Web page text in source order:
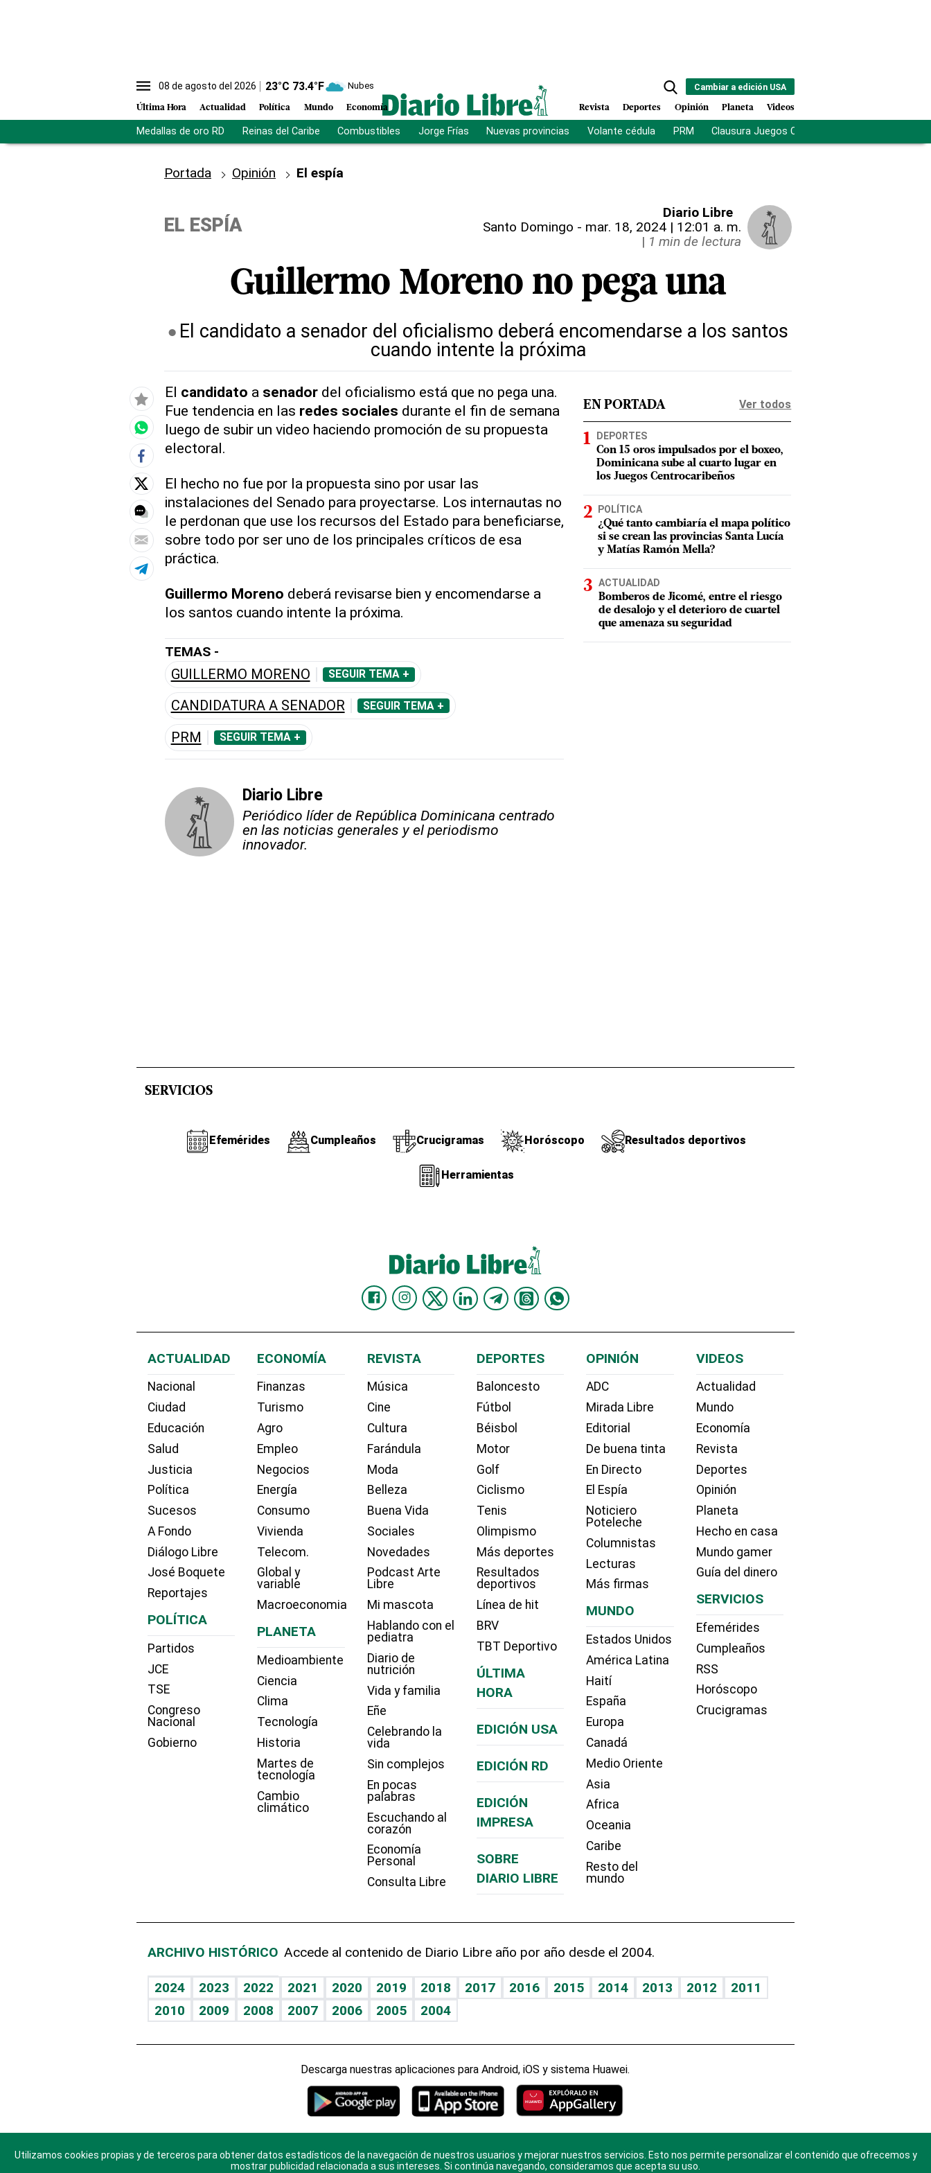
08 de agosto del 2026 23°C 73.4°F Nubes
Última Hora Actualidad Política Mundo Economía
Cambiar a edición USA
Revista Deportes Opinión Planeta Videos
Medallas de oro RD Reinas del Caribe Combustibles Jorge Frías Nuevas provincias Volante cédula PRM Clausura Juegos Centroamericanos
Portada Opinión El espía
EL ESPÍA
Diario Libre
Santo Domingo - mar. 18, 2024 | 12:01 a. m.
| 1 min de lectura
Guillermo Moreno no pega una
El candidato a senador del oficialismo deberá encomendarse a los santos
cuando intente la próxima
El candidato a senadordel oficialismo está que no pega una.
Fue tendencia en las redes sociales durante el fin de semana
luego de subir un video haciendo promoción de su propuesta
electoral.
El hecho no fue por la propuesta sino por usar las
instalaciones del Senado para proyectarse. Los internautas no
le perdonan que use los recursos del Estado para beneficiarse,
sobre todo por ser uno de los principales críticos de esa
práctica.
Guillermo Moreno deberá revisarse bien y encomendarse a
los santos cuando intente la próxima.
TEMAS -
GUILLERMO MORENO SEGUIR TEMA +
CANDIDATURA A SENADOR SEGUIR TEMA +
PRM SEGUIR TEMA +
Diario Libre
Periódico líder de República Dominicana centrado
en las noticias generales y el periodismo
innovador.
EN PORTADA Ver todos
DEPORTES
Con 15 oros impulsados por el boxeo,
Dominicana sube al cuarto lugar en
los Juegos Centrocaribeños
POLÍTICA
¿Qué tanto cambiaría el mapa político
si se crean las provincias Santa Lucía
y Matías Ramón Mella?
ACTUALIDAD
Bomberos de Jicomé, entre el riesgo
de desalojo y el deterioro de cuartel
que amenaza su seguridad
SERVICIOS
Efemérides Cumpleaños Crucigramas Horóscopo Resultados deportivos
Herramientas
ACTUALIDAD
Nacional
Ciudad
Educación
Salud
Justicia
Política
Sucesos
A Fondo
Diálogo Libre
José Boquete
Reportajes
POLÍTICA
Partidos
JCE
TSE
Congreso
Nacional
Gobierno
ECONOMÍA
Finanzas
Turismo
Agro
Empleo
Negocios
Energía
Consumo
Vivienda
Telecom.
Global y
variable
Macroeconomia
PLANETA
Medioambiente
Ciencia
Clima
Tecnología
Historia
Martes de
tecnología
Cambio
climático
REVISTA
Música
Cine
Cultura
Farándula
Moda
Belleza
Buena Vida
Sociales
Novedades
Podcast Arte
Libre
Mi mascota
Hablando con el
pediatra
Diario de
nutrición
Vida y familia
Eñe
Celebrando la
vida
Sin complejos
En pocas
palabras
Escuchando al
corazón
Economía
Personal
Consulta Libre
DEPORTES
Baloncesto
Fútbol
Béisbol
Motor
Golf
Ciclismo
Tenis
Olimpismo
Más deportes
Resultados
deportivos
Línea de hit
BRV
TBT Deportivo
ÚLTIMA
HORA
EDICIÓN USA
EDICIÓN RD
EDICIÓN
IMPRESA
SOBRE
DIARIO LIBRE
OPINIÓN
ADC
Mirada Libre
Editorial
De buena tinta
En Directo
El Espía
Noticiero
Poteleche
Columnistas
Lecturas
Más firmas
MUNDO
Estados Unidos
América Latina
Haití
España
Europa
Canadá
Medio Oriente
Asia
Africa
Oceania
Caribe
Resto del
mundo
VIDEOS
Actualidad
Mundo
Economía
Revista
Deportes
Opinión
Planeta
Hecho en casa
Mundo gamer
Guía del dinero
SERVICIOS
Efemérides
Cumpleaños
RSS
Horóscopo
Crucigramas
ARCHIVO HISTÓRICO Accede al contenido de Diario Libre año por año desde el 2004.
2024 2023 2022 2021 2020 2019 2018 2017 2016 2015 2014 2013 2012
2011
2010
2009 2008 2007 2006 2005 2004
Descarga nuestras aplicaciones para Android, iOS y sistema Huawei.
© 2025 Diario Libre, todos los derechos reservados. Consulta elAviso Legal . Ponte
Utilizamos cookies propias y de terceros para obtener datos estadísticos de la navegación de nuestros usuarios y mejorar nuestros servicios. Esto nos permite personalizar el contenido que ofrecemos y
mostrar publicidad relacionada a sus intereses. Si continúa navegando, consideramos que acepta su uso.